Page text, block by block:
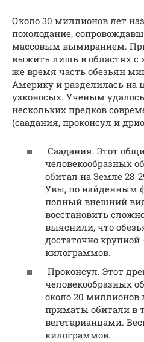
Около 30 миллионов лет
похолодание,
массовым вымиранием.
выжить лишь в областях с
же время часть обезьян
Америку и разделилась на
узконосых. Ученым
нескольких предков
(саадания, проконсул и
Саадания. Этот
человекообразных
обитал на Земле 28-
Увы, по найденным
полный внешний
восстановить
выяснили, что
достаточно крупной
килограммов.
Проконсул. Этот
человекообразных
около 20 миллионов
приматы обитали в
вегетарианцами.
килограммов.